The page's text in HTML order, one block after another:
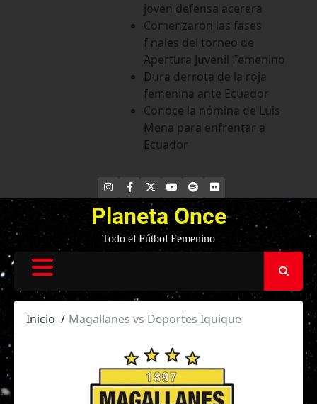
joven defensa acerera
Comenzaron las fases
finales del torneo de
Apertura Juvenil Femenino
Dura derrota de la roja
femenina ante Ecuador
Conoce la nómina de Luis
Mena para enfrentar a
Ecuador
INSTAGRAM
FACEBOOK YOUTUBE
SPOTIFYFLICKR
Planeta Once
Todo el Fútbol Femenino
Inicio Magallanes vs Deportes Iquique